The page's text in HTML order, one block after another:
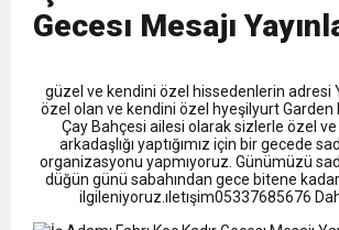
18:59 Trabzonspor Mitongo Transferini
13:09 SÜRMENE’DE 21.ÇAMFEST
12:20 Faruk Koc Aslında Davacı Neden
21:51
Gecesı Mesajı
güzel ve kendini özel hissedenlerin adresi
özel olan ve kendini özel hyeşilyurt Garden
Çay Bahçesi ailesi olarak sizlerle özel ve
arkadaşlığı yaptığımız için bir gecede
organizasyonu yapmıyoruz. Günümüzü
düğün günü sabahından gece bitene
ilgileniyoruz.ıletışim05337685676